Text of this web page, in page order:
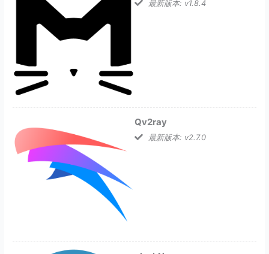
最新版本: v1.8.4
Qv2ray
最新版本: v2.7.0